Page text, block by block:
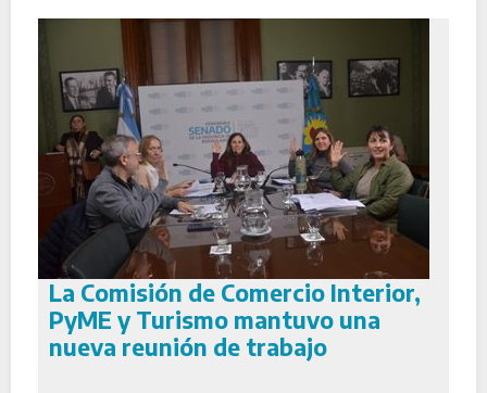
La Comisión de Comercio Interior,
PyME y Turismo mantuvo una
nueva reunión de trabajo